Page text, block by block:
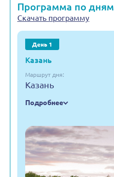
Программа по дням
Скачать программу
День 1
Казань
Маршрут дня:
Казань
Подробнее